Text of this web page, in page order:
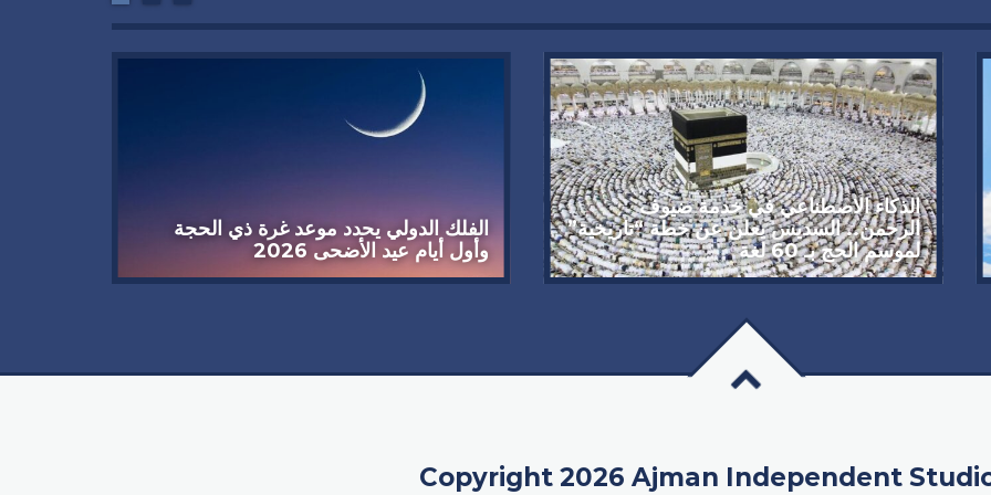
الفلك الدولي يحدد موعد غرة ذي الحجة
وأول أيام عيد الأضحى 2026
الذكاء الاصطناعي في خدمة ضيوف
الرحمن.. السديس يعلن عن خطة “تاريخية”
لموسم الحج بـ 60 لغة
Copyright 2026 Ajman Independent